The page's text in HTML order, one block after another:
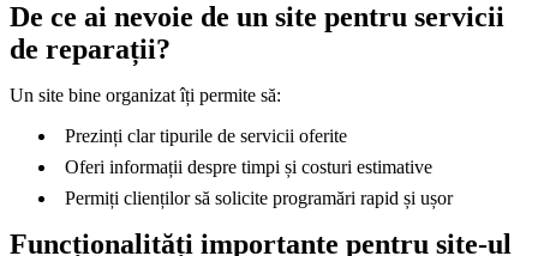
De ce ai nevoie de un site pentru servicii
de reparații?
Un site bine organizat îți permite să:
Prezinți clar tipurile de servicii oferite
Oferi informații despre timpi și costuri estimative
Permiți clienților să solicite programări rapid și ușor
Funcționalități importante pentru site-ul